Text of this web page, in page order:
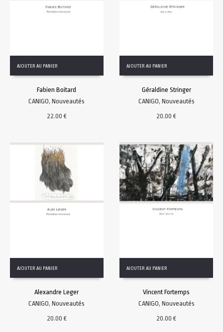
AJOUTER AU PANIER
Fabien Boitard
CANIGO,Nouveautés
22.00€
AJOUTER AU PANIER
Géraldine Stringer
CANIGO, Nouveautés
20.00€
AJOUTER AU PANIER
Alexandre Leger
CANIGO,Nouveautés
20.00€
AJOUTER AU PANIER
Vincent Fortemps
CANIGO, Nouveautés
20.00€